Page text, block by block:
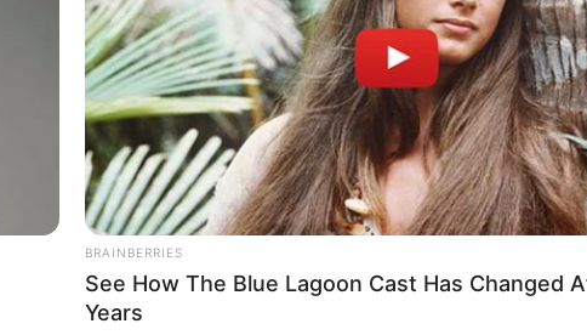
BRAINBERRIES
See How The Blue Lagoon Cast Has Changed
Years